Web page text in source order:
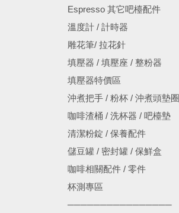
Espresso 其它吧檯配件
溫度計 / 計時器
雕花筆/ 拉花針
填壓器 / 填壓座 / 整粉器
填壓器特價區
沖煮把手 / 粉杯 / 沖煮頭墊圈
咖啡渣桶 / 洗杯器 / 吧檯墊
清潔粉錠 / 保養配件
儲豆罐 / 密封罐 / 保鮮盒
咖啡相關配件 / 零件
杯測專區
────────────────